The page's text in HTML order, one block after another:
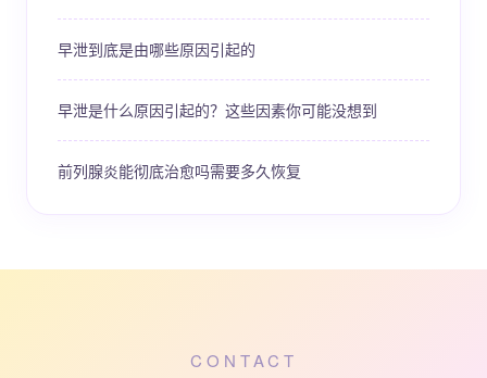
早泄到底是由哪些原因引起的
早泄是什么原因引起的？这些因素你可能没想到
前列腺炎能彻底治愈吗需要多久恢复
CONTACT